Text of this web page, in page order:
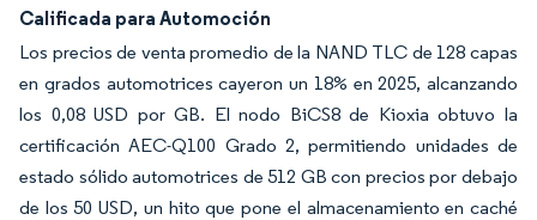
Calificada para Automoción
Los precios de venta promedio de la NAND TLC de 128 capas
en grados automotrices cayeron un 18% en 2025, alcanzando
los 0,08 USD por GB. El nodo BiCS8 de Kioxia obtuvo la
certificación AEC-Q100 Grado 2, permitiendo unidades de
estado sólido automotrices de 512 GB con precios por debajo
de los 50 USD, un hito que pone el almacenamiento en caché